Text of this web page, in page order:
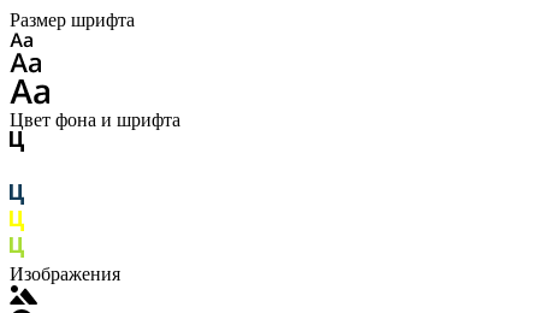
Размер шрифта
Цвет фона и шрифта
Изображения